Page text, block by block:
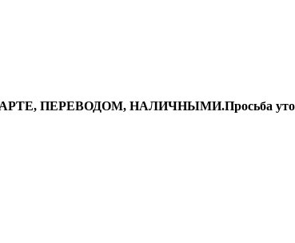
ПЕРЕВОДОМ, НАЛИЧНЫМИ.Просьба